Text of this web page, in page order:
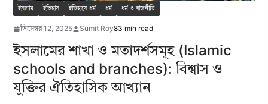
ইসলাম ইতিহাস ইতিহাসে ধর্ম ধর্ম ধর্ম ও রাজনীতি
ডিসেম্বর 12, 2025 Sumit Roy83 min read
ইসলামের শাখা ও মতাদর্শসমূহ (Islamic
schools and branches): বিশ্বাস ও
যুক্তির ঐতিহাসিক আখ্যান